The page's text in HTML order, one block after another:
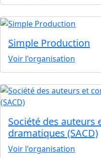
Simple Production
Voir l'organisation
Société des auteurs
dramatiques (SACD)
Voir l'organisation